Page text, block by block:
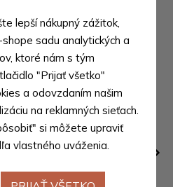
pena
lepší nákupný zážitok,
sadu analytických a
ktoré nám s tým
"Prijať všetko"
a odovzdaním našim
na reklamných sieťach.
si môžete upraviť
vlastného uváženia.